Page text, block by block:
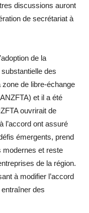
discussions auront
de secrétariat à
de la
des
de libre-échange
et il a été
ouvrirait de
l’accord ont assuré
émergents, prend
modernes et reste
de la région.
à modifier l’accord
des